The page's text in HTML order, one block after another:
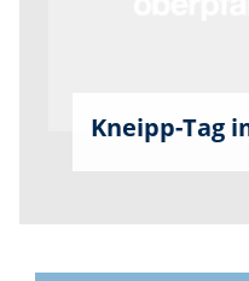
Kneipp-Tag